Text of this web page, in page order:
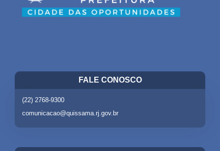
FALE CONOSCO
(22) 2768-9300
comunicacao@quissama.rj.gov.br